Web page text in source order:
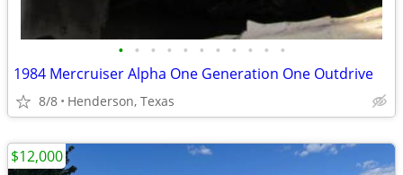
• • • • • • • • • • •
1984 Mercruiser Alpha One Generation One Outdrive
8/8 Henderson, Texas
$12,000